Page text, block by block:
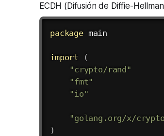
ECDH (Difusión de Diffie-
package main
import
(
"crypto/rand"
"fmt"
"io"
"golang.org/x/
)